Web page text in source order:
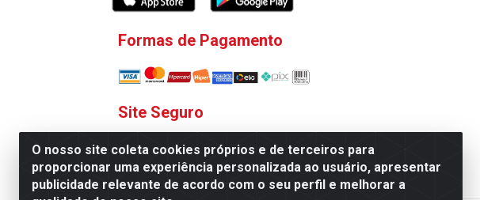
O nosso site coleta cookies próprios e de terceiros para
proporcionar uma experiência personalizada ao usuário, apresentar
publicidade relevante de acordo com o seu perfil e melhorar a
Formas de Pagamento
Site Seguro